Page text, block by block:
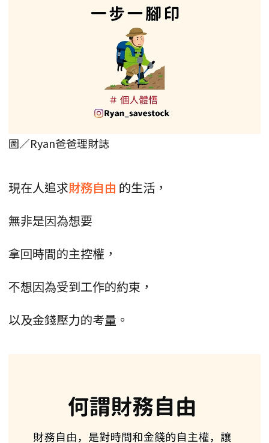
圖／Ryan爸爸理財誌
現在人追求財務自由 的生活，
無非是因為想要
拿回時間的主控權，
不想因為受到工作的約束，
以及金錢壓力的考量。